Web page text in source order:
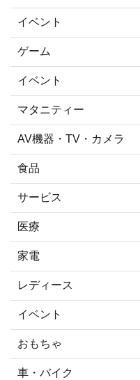
イベント
ゲーム
イベント
マタニティー
AV機器・TV・カメラ
食品
サービス
医療
家電
レディース
イベント
おもちゃ
車・バイク